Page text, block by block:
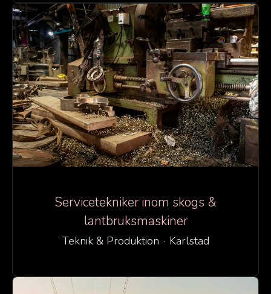
Servicetekniker inom skogs &
lantbruksmaskiner
Teknik & Produktion · Karlstad